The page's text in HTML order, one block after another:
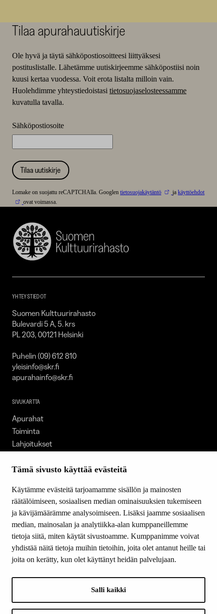
Tämä sivusto käyttää evästeitä
Käytämme evästeitä tarjoamamme sisällön ja mainosten
räätälöimiseen, sosiaalisen median ominaisuuksien tukemiseen
ja kävijämäärämme analysoimiseen. Lisäksi jaamme sosiaalisen
median, mainosalan ja analytiikka-alan kumppaneillemme
tietoja siitä, miten käytät sivustoamme. Kumppanimme voivat
yhdistää näitä tietoja muihin tietoihin, joita olet antanut heille tai
joita on kerätty, kun olet käyttänyt heidän palvelujaan.
Salli kaikki
Tilaa apurahauutiskirje
Ole hyvä ja täytä sähköpostiosoitteesi liittyäksesi
postituslistalle. Lähetämme uutiskirjeemme sähköpostiisi noin
kuusi kertaa vuodessa. Voit erota listalta milloin vain.
Huolehdimme yhteystiedoistasi tietosuojaselosteessamme
kuvatulla tavalla.
Sähköpostiosoite
Tilaa uutiskirje
Lomake on suojattu reCAPTCHAlla. Googlen tietosuojakäytäntö jakäyttöehdot
ovat voimassa.
Suomen
Kulttuurirahasto
YHTEYSTIEDOT
Suomen Kulttuurirahasto
Bulevardi 5 A, 5. krs
PL 203, 00121 Helsinki
Puhelin (09) 612 810
yleisinfo@skr.fi
apurahainfo@skr.fi
SIVUKARTTA
Apurahat
Toiminta
Lahjoitukset
Ajankohtaista
Yhteystiedot
SEURAA MEITÄ
Facebook
Instagram
LinkedIn